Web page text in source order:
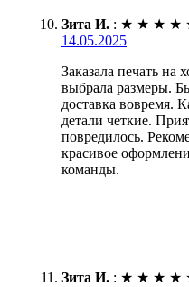
Зита И. : ★ ★ ★ ★
14.05.2025
Заказала печать на
выбрала размеры.
доставка вовремя.
детали четкие.
повредилось.
красивое
команды.
Зита И. : ★ ★ ★ ★